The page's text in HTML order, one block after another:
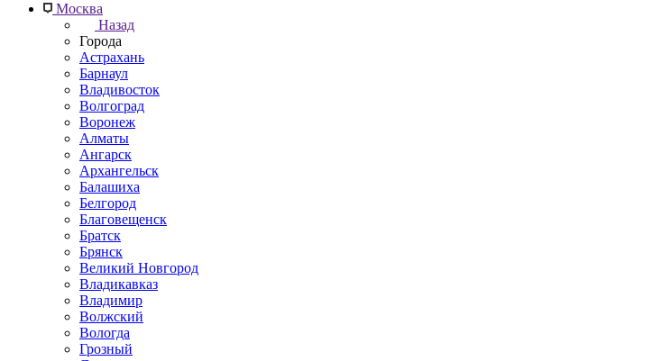
Москва
Назад
Города
Астрахань
Барнаул
Владивосток
Волгоград
Воронеж
Алматы
Ангарск
Архангельск
Балашиха
Белгород
Благовещенск
Братск
Брянск
Великий Новгород
Владикавказ
Владимир
Волжский
Вологда
Грозный